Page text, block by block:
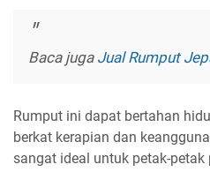
Baca juga Jual Rumput
Rumput ini dapat bertahan
berkat kerapian dan
sangat ideal untuk petak-petak